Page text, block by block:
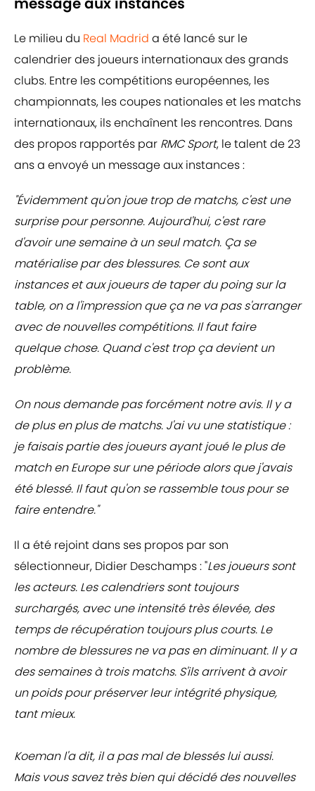
Le milieu du Real Madrid a été lancé sur le
calendrier des joueurs internationaux des grands
clubs. Entre les compétitions européennes, les
championnats, les coupes nationales et les matchs
internationaux, ils enchaînent les rencontres. Dans
des propos rapportés par RMC Sport, le talent de 23
ans a envoyé un message aux instances :
"Évidemment qu'on joue trop de matchs, c'est une
surprise pour personne. Aujourd'hui, c'est rare
d'avoir une semaine à un seul match. Ça se
matérialise par des blessures. Ce sont aux
instances et aux joueurs de taper du poing sur la
table, on a l'impression que ça ne va pas s'arranger
avec de nouvelles compétitions. Il faut faire
quelque chose. Quand c'est trop ça devient un
problème.
On nous demande pas forcément notre avis. Il y a
de plus en plus de matchs. J'ai vu une statistique :
je faisais partie des joueurs ayant joué le plus de
match en Europe sur une période alors que j'avais
été blessé. Il faut qu'on se rassemble tous pour se
faire entendre."
Il a été rejoint dans ses propos par son
sélectionneur, Didier Deschamps : "Les joueurs sont
les acteurs. Les calendriers sont toujours
surchargés, avec une intensité très élevée, des
temps de récupération toujours plus courts. Le
nombre de blessures ne va pas en diminuant. Il y a
des semaines à trois matchs. S'ils arrivent à avoir
un poids pour préserver leur intégrité physique,
tant mieux.
Koeman l'a dit, il a pas mal de blessés lui aussi.
Mais vous savez très bien qui décidé des nouvelles